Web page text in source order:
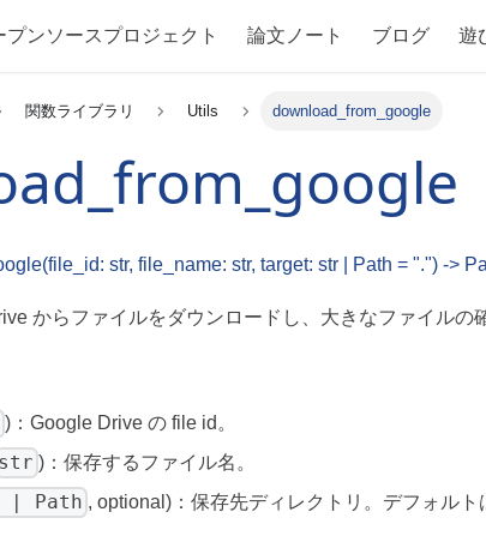
プンソースプロジェクト 論文ノート ブログ 遊
関数ライブラリ Utils download_from_google
str, file_name: str, target: str | Path = ".") ->
からファイルをダウンロードし、大きなファイルの
)：Google Drive の file id。
str )：保存するファイル名。
| Path , optional)：保存先ディレクトリ。デフォルト